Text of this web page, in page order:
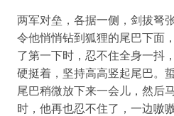
两军对垒，各据一侧，剑拔弩
令他悄悄钻到狐狸的尾巴下面
了第一下时，忍不住全身一抖
硬挺着，坚持高高竖起尾巴。
尾巴稍微放下来一会儿，然后
时，他再也忍不住了，一边嗷